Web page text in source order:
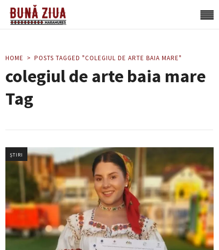
HOME POSTS TAGGED "COLEGIUL DE ARTE BAIA MARE"
colegiul de arte baia mare
Tag
ȘTIRI